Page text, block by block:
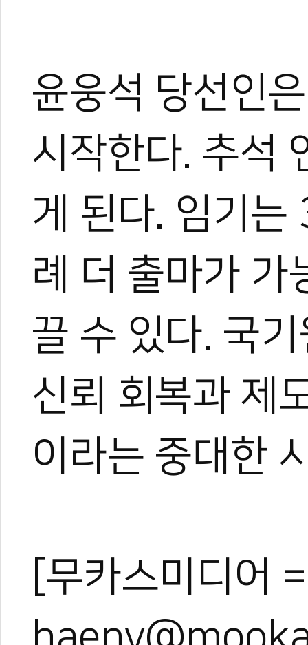
윤웅석 당선인
시작한다. 추석
게 된다. 임기는
례 더 출마가 가
끌 수 있다. 국
신뢰 회복과 제
이라는 중대한
[무카스미디어